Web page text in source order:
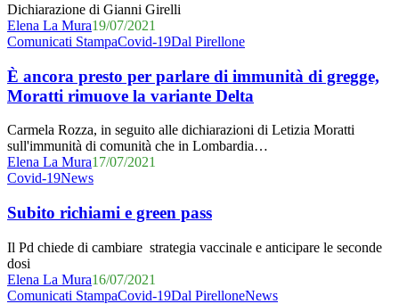
difficoltà
a
trovare
sintesi
e
rispondere
nodi
di
Agenas
e
Dichiarazione di Gianni Girelli
Elena La Mura19/07/2021
È
presto
per
parlare
immunità
di
gregge,
Moratti
la
Delta
Comunicati StampaCovid-19Dal Pirellone
È ancora presto per parlare di immunità di gregge,
Moratti rimuove la variante Delta
Carmela Rozza, in seguito alle dichiarazioni di Letizia Moratti
sull'immunità di comunità che in Lombardia…
Elena La Mura17/07/2021
Subito
e
green
pass
Covid-19News
Subito richiami e green pass
Il Pd chiede di cambiare strategia vaccinale e anticipare le seconde
dosi
Elena La Mura16/07/2021
La
Comunicati StampaCovid-19Dal PirelloneNews